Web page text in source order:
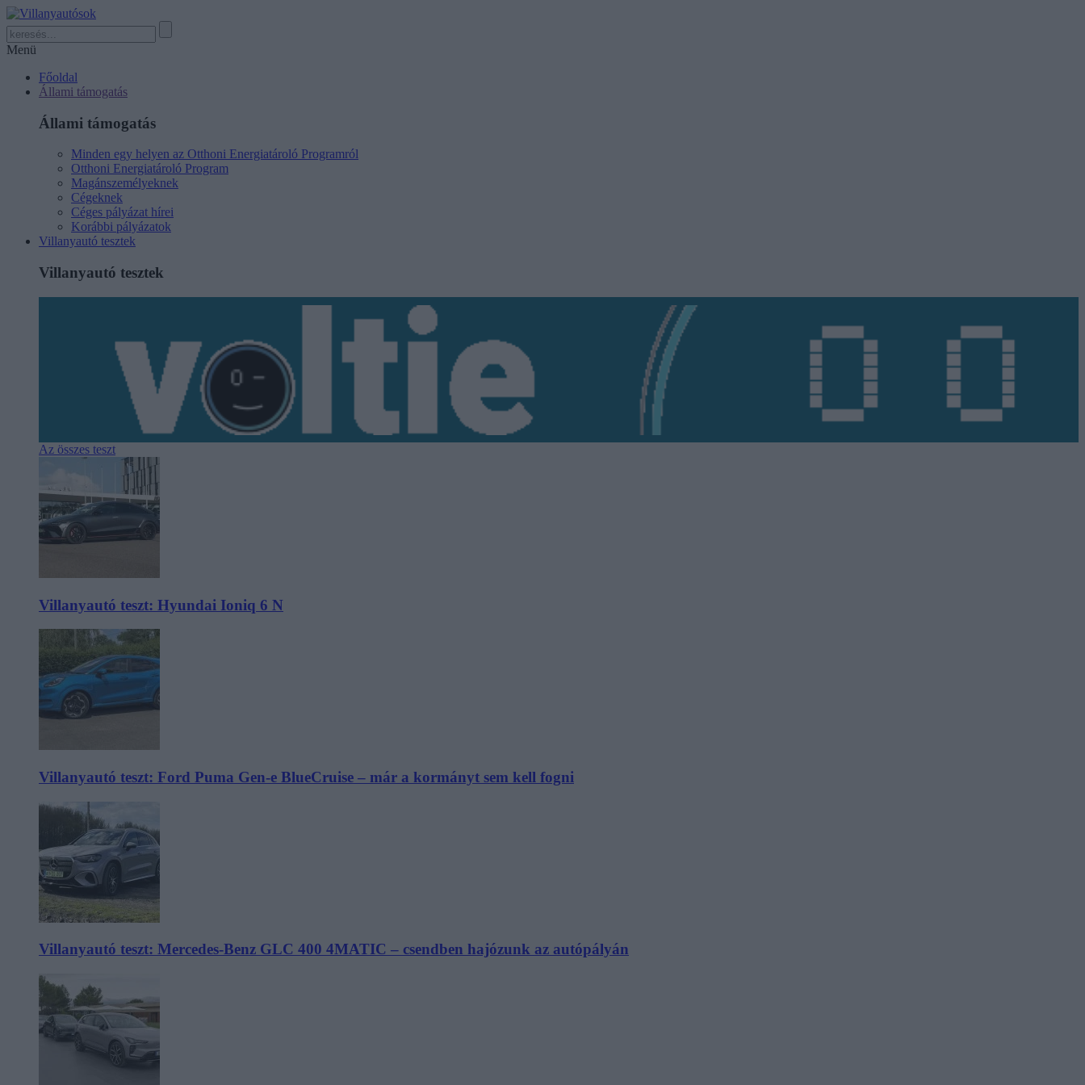
Menü
Főoldal
Állami támogatás
Állami támogatás
Minden egy helyen az Otthoni Energiatároló Programról
Otthoni Energiatároló Program
Magánszemélyeknek
Cégeknek
Céges pályázat hírei
Korábbi pályázatok
Villanyautó tesztek
Villanyautó tesztek
Az összes teszt
Villanyautó teszt: Hyundai Ioniq 6 N
Villanyautó teszt: Ford Puma Gen-e BlueCruise – már a kormányt sem kell fogni
Villanyautó teszt: Mercedes-Benz GLC 400 4MATIC – csendben hajózunk az autópályán